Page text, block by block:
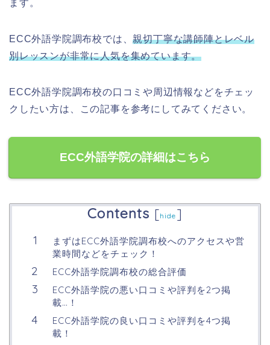
ます。
ECC外語学院調布校では、親切丁寧な講師陣とレベル
別レッスンが非常に人気を集めています。
ECC外語学院調布校の口コミや周辺情報などをチェッ
クしたい方は、この記事を参考にしてみてください。
ECC外語学院の詳細はこちら
Contents [hide ]
まずはECC外語学院調布校へのアクセスや営
業時間などをチェック！
ECC外語学院調布校の総合評価
ECC外語学院の悪い口コミや評判を2つ掲
載…！
ECC外語学院の良い口コミや評判を4つ掲
載！